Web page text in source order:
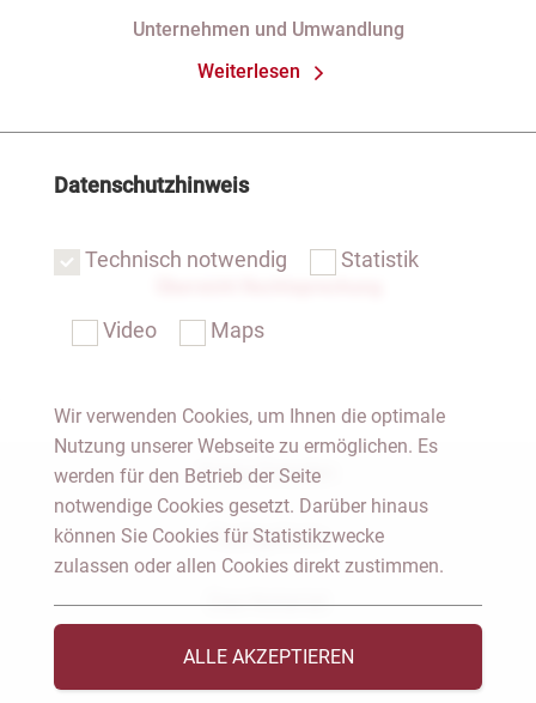
einer eGbR im Gesellschaftsregister
Unternehmen und Umwandlung
Weiterlesen
Notar Dresden
Fachgebiete
Das Notariat
Vorträge & Veröffentlichungen
Datenschutzhinweis
Technisch notwendig Statistik
Video Maps
Wir verwenden Cookies, um Ihnen die optimale
Nutzung unserer Webseite zu ermöglichen. Es
werden für den Betrieb der Seite
notwendige Cookies gesetzt. Darüber hinaus
können Sie Cookies für Statistikzwecke
zulassen oder allen Cookies direkt zustimmen.
ALLE AKZEPTIEREN